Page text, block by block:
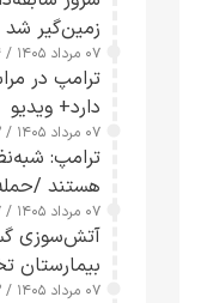
زمین‌گیر شد
۰۷ مرداد ۱۴۰۵ / ۱۷:۲۴
ترامپ در
دارد+ ویدیو
۰۷ مرداد ۱۴۰۵ / ۱۷:۰۲
ترامپ:
هستند /
۰۷ مرداد ۱۴۰۵ / ۱۴:۲۷
آتش‌سوزی
بیمارستان
۰۷ مرداد ۱۴۰۵ / ۱۳:۰۳